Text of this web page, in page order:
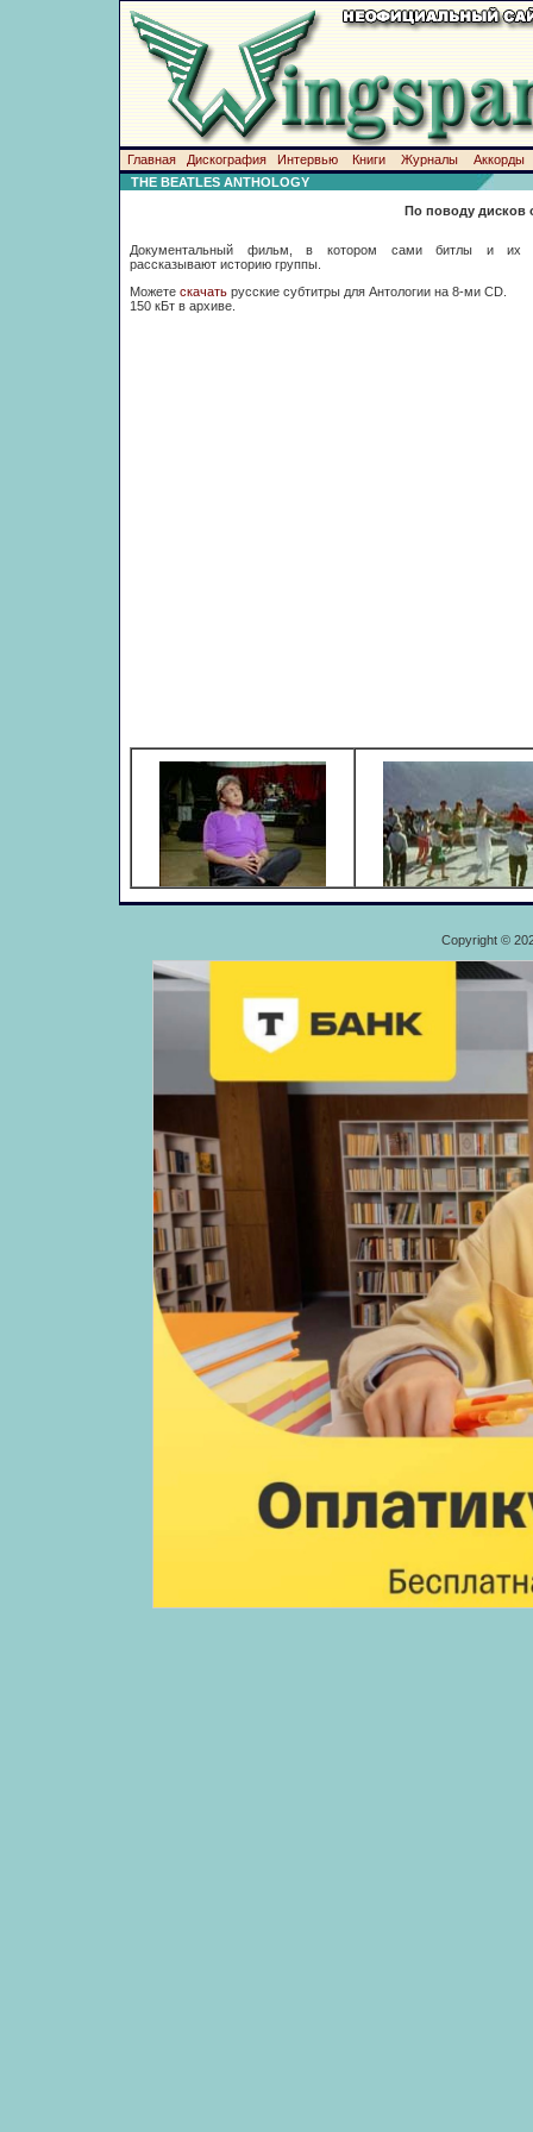
Главная Дискография Интервью Книги Журналы
Аккорды
THE BEATLES ANTHOLOGY
По поводу дисков
Документальный фильм, в котором сами битлы и их
рассказывают историю группы.
Можете скачать русские субтитры для Антологии на 8-ми CD.
150 кБт в архиве.
Copyright ©